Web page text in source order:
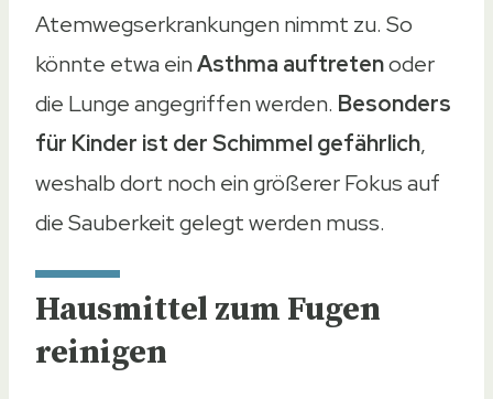
Atemwegserkrankungen nimmt zu. So
könnte etwa einAsthma auftretenoder
die Lunge angegriffen werden. Besonders
für Kinder ist der Schimmel gefährlich,
weshalb dort noch ein größerer Fokus auf
die Sauberkeit gelegt werden muss.
Hausmittel zum Fugen
reinigen